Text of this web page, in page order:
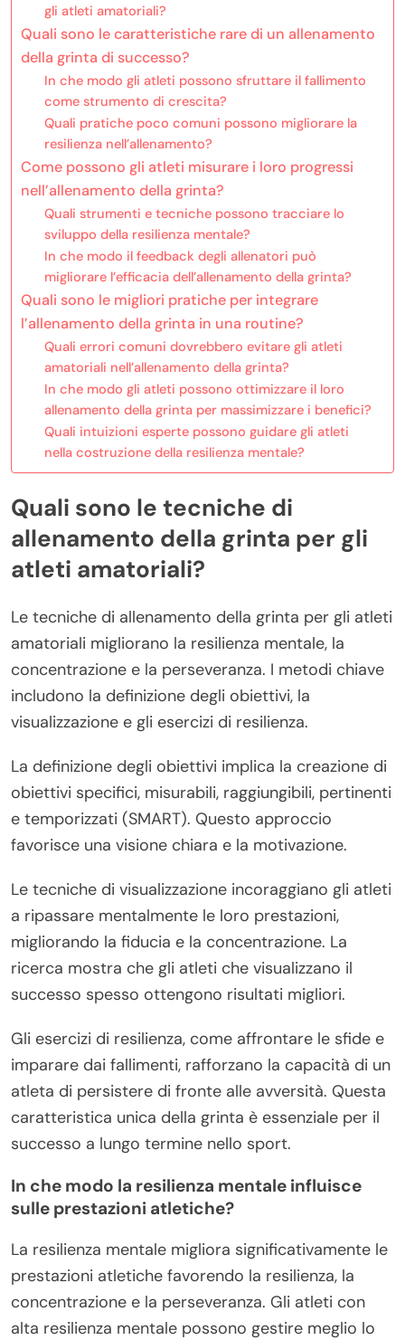
gli atleti amatoriali?
Quali sono le caratteristiche rare di un allenamento
della grinta di successo?
In che modo gli atleti possono sfruttare il fallimento
come strumento di crescita?
Quali pratiche poco comuni possono migliorare la
resilienza nell’allenamento?
Come possono gli atleti misurare i loro progressi
nell’allenamento della grinta?
Quali strumenti e tecniche possono tracciare lo
sviluppo della resilienza mentale?
In che modo il feedback degli allenatori può
migliorare l’efficacia dell’allenamento della grinta?
Quali sono le migliori pratiche per integrare
l’allenamento della grinta in una routine?
Quali errori comuni dovrebbero evitare gli atleti
amatoriali nell’allenamento della grinta?
In che modo gli atleti possono ottimizzare il loro
allenamento della grinta per massimizzare i benefici?
Quali intuizioni esperte possono guidare gli atleti
nella costruzione della resilienza mentale?
Quali sono le tecniche di
allenamento della grinta per gli
atleti amatoriali?
Le tecniche di allenamento della grinta per gli atleti
amatoriali migliorano la resilienza mentale, la
concentrazione e la perseveranza. I metodi chiave
includono la definizione degli obiettivi, la
visualizzazione e gli esercizi di resilienza.
La definizione degli obiettivi implica la creazione di
obiettivi specifici, misurabili, raggiungibili, pertinenti
e temporizzati (SMART). Questo approccio
favorisce una visione chiara e la motivazione.
Le tecniche di visualizzazione incoraggiano gli atleti
a ripassare mentalmente le loro prestazioni,
migliorando la fiducia e la concentrazione. La
ricerca mostra che gli atleti che visualizzano il
successo spesso ottengono risultati migliori.
Gli esercizi di resilienza, come affrontare le sfide e
imparare dai fallimenti, rafforzano la capacità di un
atleta di persistere di fronte alle avversità. Questa
caratteristica unica della grinta è essenziale per il
successo a lungo termine nello sport.
In che modo la resilienza mentale influisce
sulle prestazioni atletiche?
La resilienza mentale migliora significativamente le
prestazioni atletiche favorendo la resilienza, la
concentrazione e la perseveranza. Gli atleti con
alta resilienza mentale possono gestire meglio lo